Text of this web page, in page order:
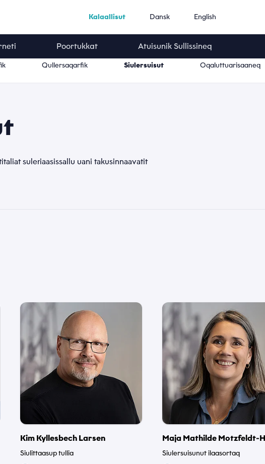
Kalaallisut Dansk English
Poortukkat Atuisunik Sullissineq
Qullersaqarfik Siulersuisut Oqaluttuarisaaneq
suleriaasissallu uani takusinnaavatit
Kim Kyllesbech Larsen
Siulittaasup tullia
Maja Mathilde Motzfeldt-
Siulersuisunut ilaasortaq
Emaili
*
Telefonnormu
Suussuseq